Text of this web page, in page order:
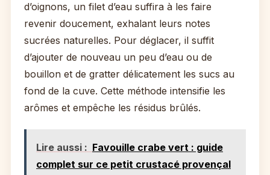
d’oignons, un filet d’eau suffira à les faire
revenir doucement, exhalant leurs notes
sucrées naturelles. Pour déglacer, il suffit
d’ajouter de nouveau un peu d’eau ou de
bouillon et de gratter délicatement les sucs au
fond de la cuve. Cette méthode intensifie les
arômes et empêche les résidus brûlés.
Lire aussi : Favouille crabe vert : guide
complet sur ce petit crustacé provençal